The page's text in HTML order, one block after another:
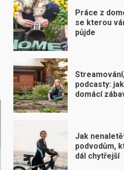
Práce z
se kterou
půjde
podcasty:
domácí
Jak
podvodům,
dál chytřejší